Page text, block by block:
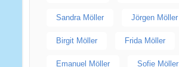
Sandra Möller Jörgen Möller
Birgit Möller Frida Möller
Emanuel Möller Sofie Möller